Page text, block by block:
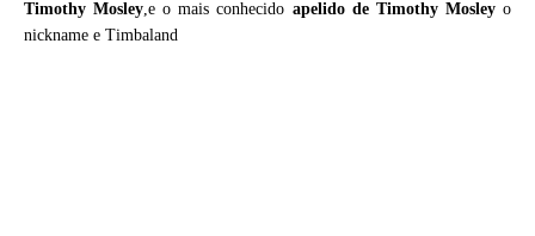
Timothy Mosley,e o mais conhecido apelido de Timothy Mosleyo
nickname e Timbaland